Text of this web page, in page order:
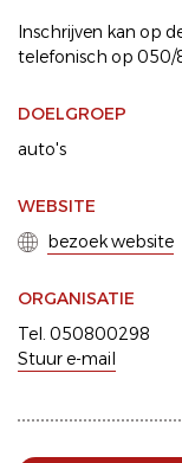
Inschrijven kan op
telefonisch op 050/
DOELGROEP
auto's
WEBSITE
bezoek website
ORGANISATIE
Tel. 050800298
Stuur e-mail